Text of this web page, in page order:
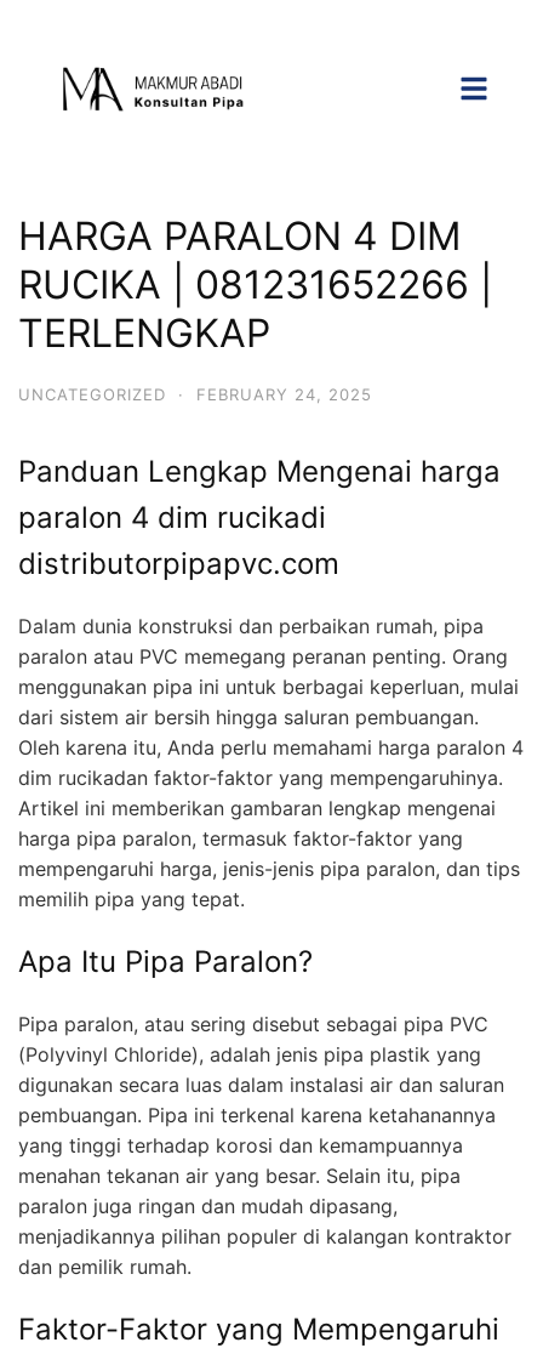
HARGA PARALON 4 DIM
RUCIKA | 081231652266 |
TERLENGKAP
UNCATEGORIZED · FEBRUARY 24, 2025
Panduan Lengkap Mengenai harga
paralon 4 dim rucikadi
distributorpipapvc.com
Dalam dunia konstruksi dan perbaikan rumah, pipa
paralon atau PVC memegang peranan penting. Orang
menggunakan pipa ini untuk berbagai keperluan, mulai
dari sistem air bersih hingga saluran pembuangan.
Oleh karena itu, Anda perlu memahami harga paralon 4
dim rucikadan faktor-faktor yang mempengaruhinya.
Artikel ini memberikan gambaran lengkap mengenai
harga pipa paralon, termasuk faktor-faktor yang
mempengaruhi harga, jenis-jenis pipa paralon, dan tips
memilih pipa yang tepat.
Apa Itu Pipa Paralon?
Pipa paralon, atau sering disebut sebagai pipa PVC
(Polyvinyl Chloride), adalah jenis pipa plastik yang
digunakan secara luas dalam instalasi air dan saluran
pembuangan. Pipa ini terkenal karena ketahanannya
yang tinggi terhadap korosi dan kemampuannya
menahan tekanan air yang besar. Selain itu, pipa
paralon juga ringan dan mudah dipasang,
menjadikannya pilihan populer di kalangan kontraktor
dan pemilik rumah.
Faktor-Faktor yang Mempengaruhi